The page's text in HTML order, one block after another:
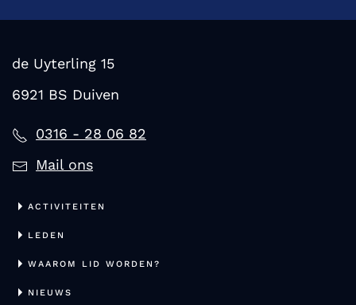
de Uyterling 15
6921 BS Duiven
0316 - 28 06 82
Mail ons
ACTIVITEITEN
LEDEN
WAAROM LID WORDEN?
NIEUWS